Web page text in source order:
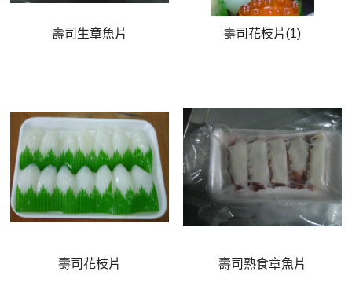
壽司生章魚片 壽司花枝片(1)
壽司花枝片 壽司熟食章魚片